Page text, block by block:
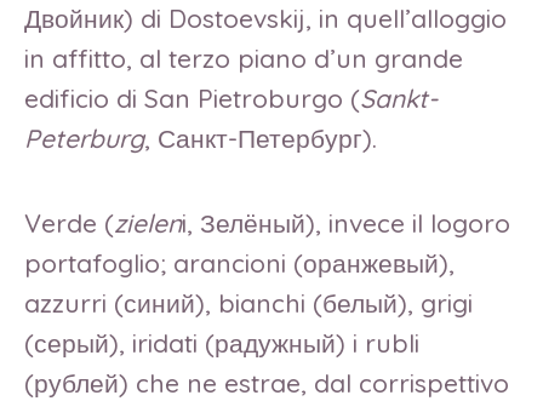
Двойник) di Dostoevskij, in quell’alloggio
in affitto, al terzo piano d’un grande
edificio di San Pietroburgo (Sankt-
Peterburg, Санкт-Петербург).
Verde (zieleni, Зелёный), invece il logoro
portafoglio; arancioni (оранжевый),
azzurri (синий), bianchi (белый), grigi
(серый), iridati (радужный) i rubli
(рублей) che ne estrae, dal corrispettivo